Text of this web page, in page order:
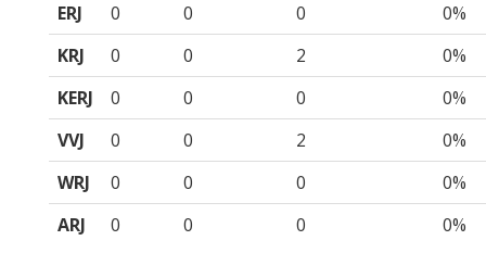
ERJ
0 0 0
0%
KRJ
0 0 2
0%
KERJ
0 0 0
0%
VVJ
0 0 2
0%
WRJ
0 0 0
0%
ARJ
0 0 0 0%